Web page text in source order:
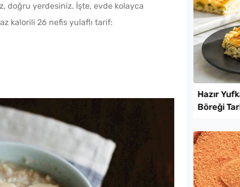
Havuç Atınca Ne
Kavanozda
Makinesine Neden
Alüminyum Folyo
Yumurtaya
Bir Damla Sirke
Parmak Yediren Meze
doğru yerdesiniz. İşte, evde kolayca
kalorili 26 nefis yulaflı tarif: